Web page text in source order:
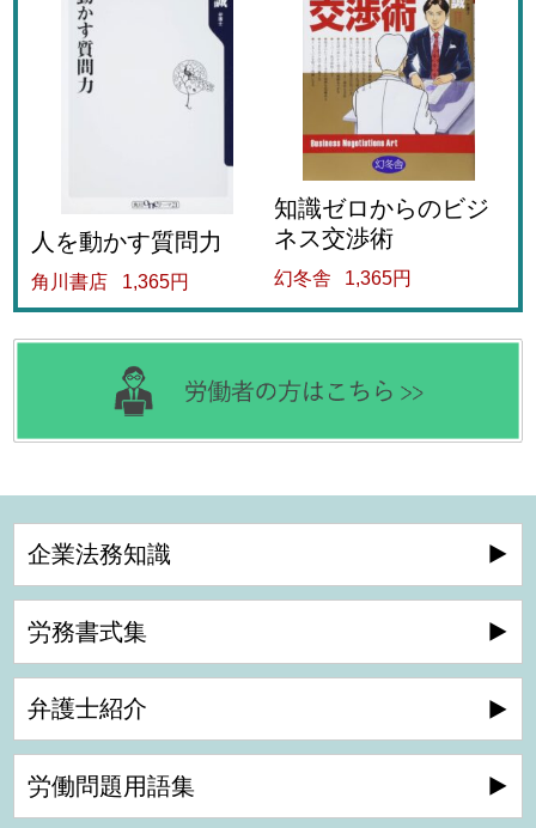
人を動かす質問力
角川書店 1,365円
知識ゼロからのビジ
ネス交渉術
幻冬舎 1,365円
企業法務知識
労務書式集
弁護士紹介
労働問題用語集